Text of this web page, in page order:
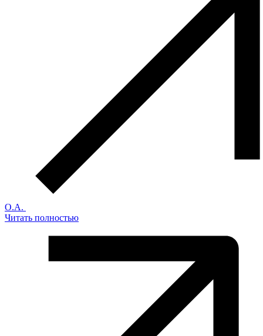
О.А.
Читать полностью